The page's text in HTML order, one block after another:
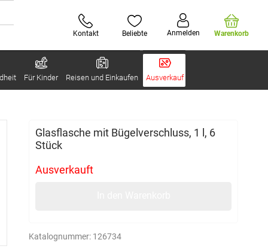
Kontakt Beliebte Anmelden Warenkorb
Für Kinder Reisen und Einkaufen Ausverkauf
Glasflasche mit Bügelverschluss, 1 l, 6
Stück
Ausverkauft
Katalognummer: 126734